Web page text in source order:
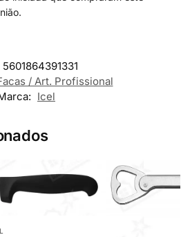
5601864391331
/ Art. Profissional
Icel